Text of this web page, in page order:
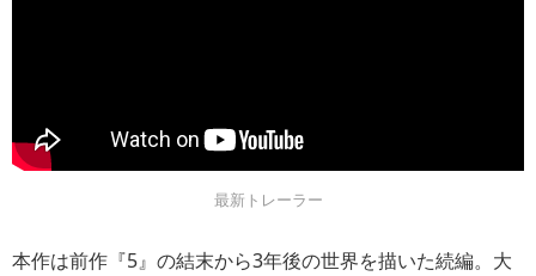
最新トレーラー
本作は前作『5』の結末から3年後の世界を描いた続編。大